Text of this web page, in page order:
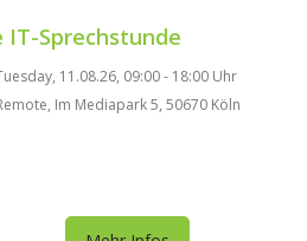
IT-Sprechstunde
11.08.26, 09:00 - 18:00 Uhr
Im Mediapark 5, 50670 Köln